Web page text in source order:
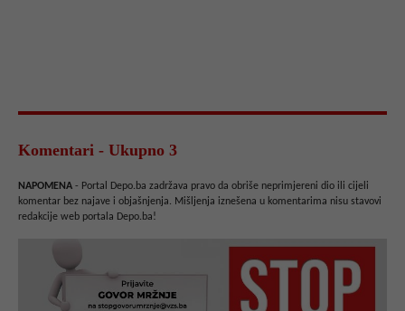
Komentari - Ukupno 3
NAPOMENA - Portal Depo.ba zadržava pravo da obriše neprimjereni dio ili cijeli
komentar bez najave i objašnjenja. Mišljenja iznešena u komentarima nisu stavovi
redakcije web portala Depo.ba!